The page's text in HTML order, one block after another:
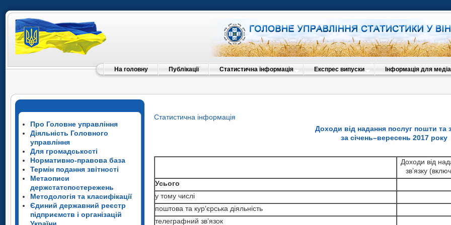
На головну Публікації Статистична інформація Експрес випуски Інформація для медіа
Про Головне управління
Діяльність Головного
управління
Для громадськості
Нормативно-правова база
Термін подання звітності
Метаописи
держстатспостережень
Методологія та класифікації
Єдиний державний реєстр
підприємств і організацій
Статистична інформація
Доходи від надання послуг пошти та
за січень–вересень 2017 року
Доходи від
зв’язку
Усього
у тому числі
поштова та кур’єрська діяльність
телеграфний зв’язок
Доходи від
зв’язку
Усього
у тому числі
Доходи
Усього